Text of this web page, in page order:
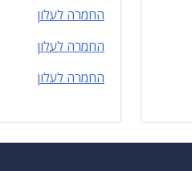
החמרה לעלון
החמרה לעלון
החמרה לעלון